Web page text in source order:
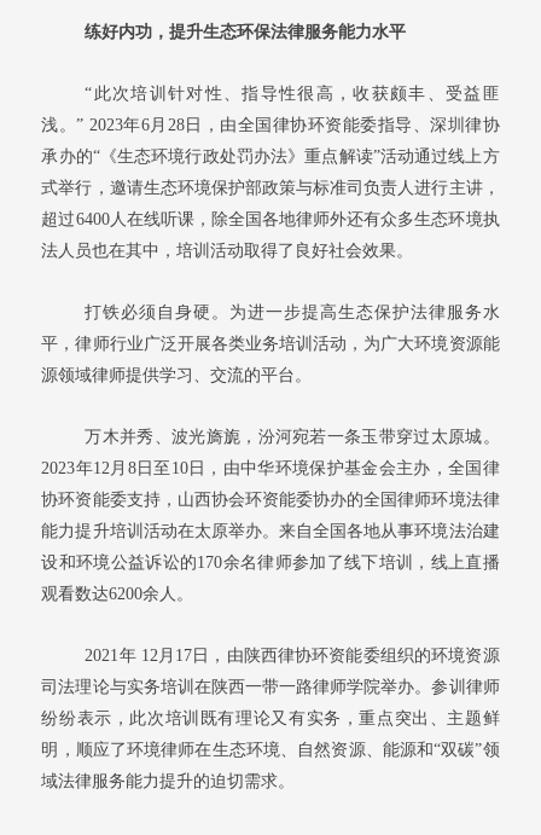
练好内功，提升生态环保法律服务能力水平
“此次培训针对性、指导性很高，收获颇丰、受益匪
浅。” 2023年6月28日，由全国律协环资能委指导、深圳律协
承办的“《生态环境行政处罚办法》重点解读”活动通过线上方
式举行，邀请生态环境保护部政策与标准司负责人进行主讲，
超过6400人在线听课，除全国各地律师外还有众多生态环境执
法人员也在其中，培训活动取得了良好社会效果。
打铁必须自身硬。为进一步提高生态保护法律服务水
平，律师行业广泛开展各类业务培训活动，为广大环境资源能
源领域律师提供学习、交流的平台。
万木并秀、波光旖旎，汾河宛若一条玉带穿过太原城。
2023年12月8日至10日，由中华环境保护基金会主办，全国律
协环资能委支持，山西协会环资能委协办的全国律师环境法律
能力提升培训活动在太原举办。来自全国各地从事环境法治建
设和环境公益诉讼的170余名律师参加了线下培训，线上直播
观看数达6200余人。
2021年 12月17日，由陕西律协环资能委组织的环境资源
司法理论与实务培训在陕西一带一路律师学院举办。参训律师
纷纷表示，此次培训既有理论又有实务，重点突出、主题鲜
明，顺应了环境律师在生态环境、自然资源、能源和“双碳”领
域法律服务能力提升的迫切需求。